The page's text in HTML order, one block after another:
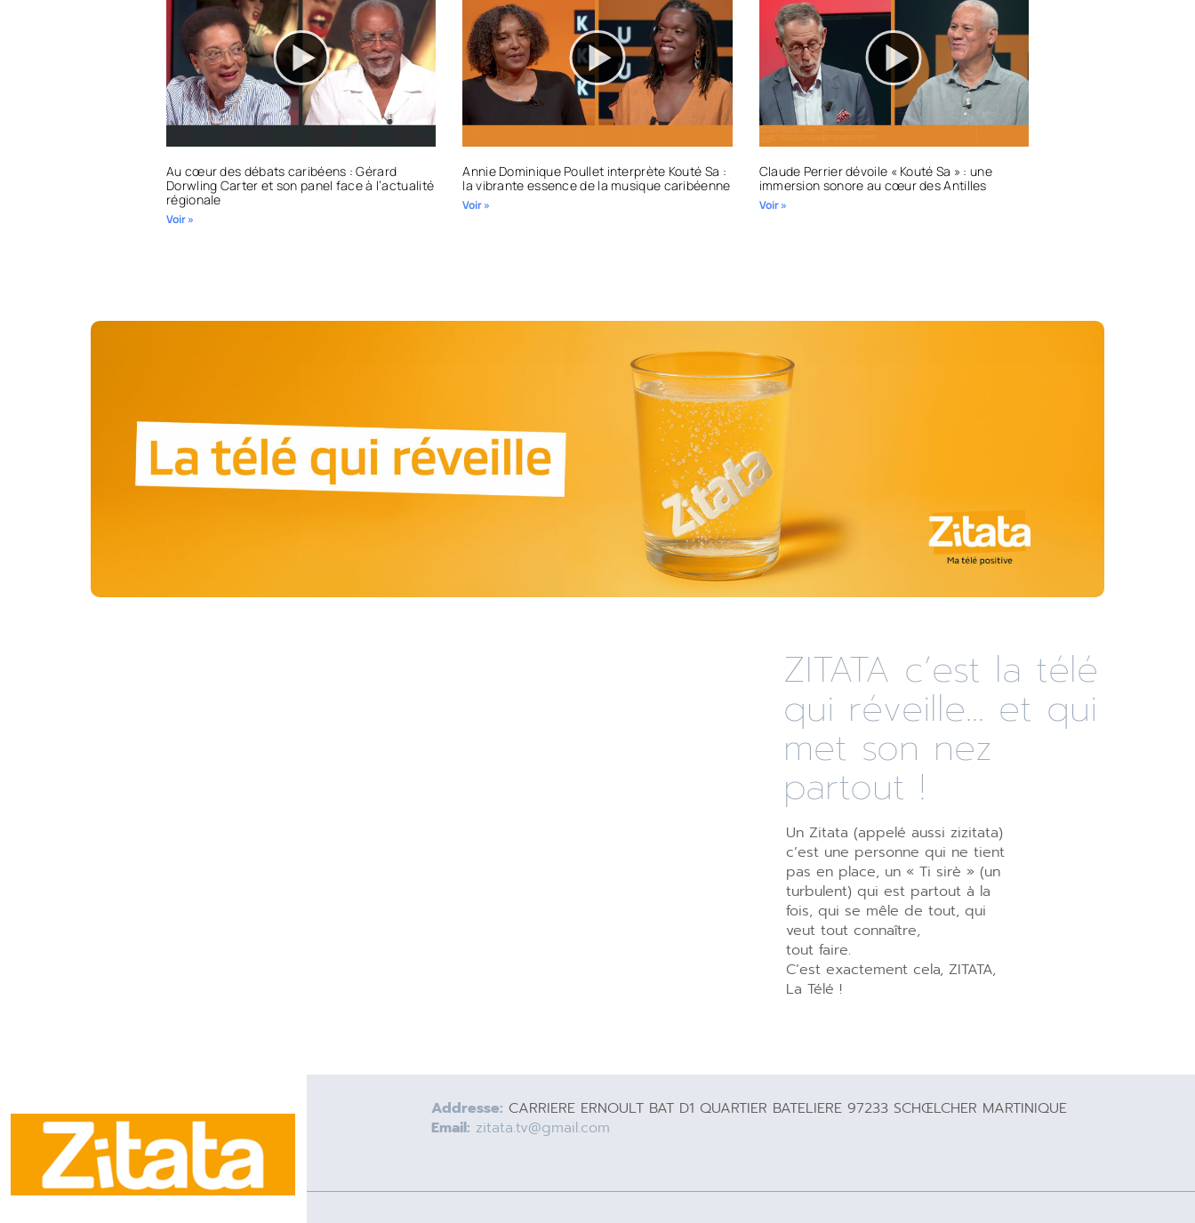
Au cœur des débats caribéens : Gérard
Dorwling Carter et son panel face à l’actualité
régionale
Voir »
Annie Dominique Poullet interprète Kouté Sa :
la vibrante essence de la musique caribéenne
Voir »
Claude Perrier dévoile « Kouté Sa » : une
immersion sonore au cœur des Antilles
Voir »
ZITATA c’est la télé
qui réveille... et qui
met son nez
partout !
Un Zitata (appelé aussi zizitata)
c’est une personne qui ne tient
pas en place, un « Ti sirè » (un
turbulent) qui est partout à la
fois, qui se mêle de tout, qui
veut tout connaître,
tout faire.
C’est exactement cela, ZITATA,
La Télé !
Addresse: CARRIERE ERNOULT BAT D1 QUARTIER BATELIERE 97233 SCHŒLCHER MARTINIQUE
Email: zitata.tv@gmail.com